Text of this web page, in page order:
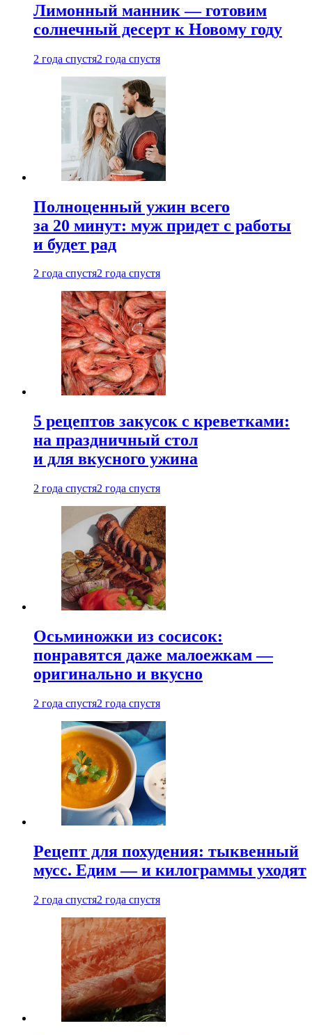
Лимонный манник — готовим
солнечный десерт к Новому году
2 года спустя2 года спустя
Полноценный ужин всего
за 20 минут: муж придет с работы
и будет рад
2 года спустя2 года спустя
5 рецептов закусок с креветками:
на праздничный стол
и для вкусного ужина
2 года спустя2 года спустя
Осьминожки из сосисок:
понравятся даже малоежкам —
оригинально и вкусно
2 года спустя2 года спустя
Рецепт для похудения: тыквенный
мусс. Едим — и килограммы уходят
2 года спустя2 года спустя